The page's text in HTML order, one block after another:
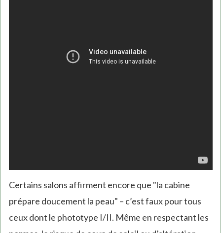
Certains salons affirment encore que "la cabine
prépare doucement la peau" – c’est faux pour tous
ceux dont le phototype I/II. Même en respectant les